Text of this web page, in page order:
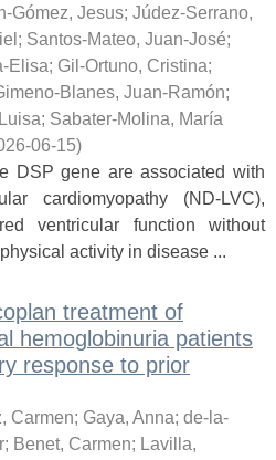
Gómez, Jesus; Júdez-Serrano,
; Santos-Mateo, Juan-José;
Elisa; Gil-Ortuno, Cristina;
Blanes, Juan-Ramón;
; Sabater-Molina, María
06-15)
DSP gene are associated with
cardiomyopathy (ND-LVC),
ventricular function without
activity in disease ...
treatment of
hemoglobinuria patients
response to prior
Carmen; Gaya, Anna; de-la-
; Benet, Carmen; Lavilla,